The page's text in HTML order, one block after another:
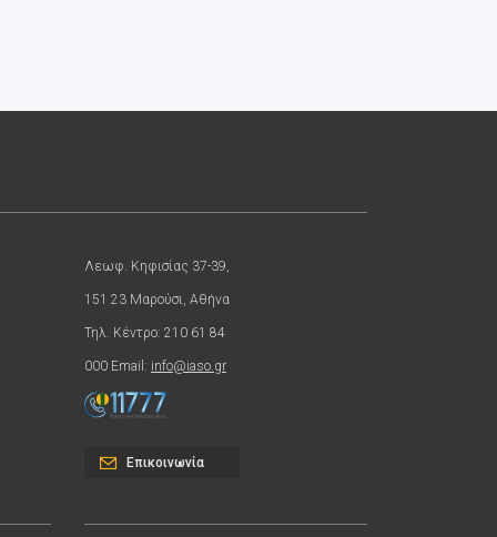
Λεωφ. Κηφισίας 37-39,
151 23 Μαρούσι, Αθήνα
Τηλ. Κέντρο: 210 61 84
000 Email: info@iaso.gr
Επικοινωνία